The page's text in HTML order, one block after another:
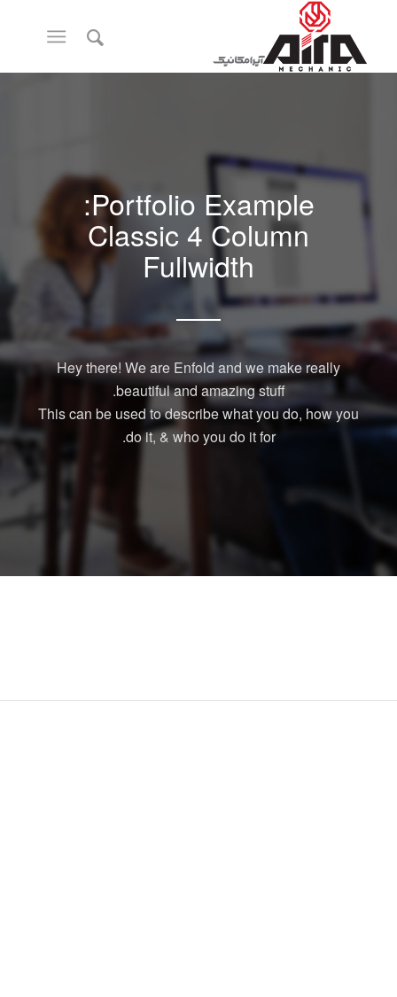
Portfolio Example:
Classic 4 Column
Fullwidth
Hey there! We are Enfold and we make really
beautiful and amazing stuff.
This can be used to describe what you do, how you
do it, & who you do it for.